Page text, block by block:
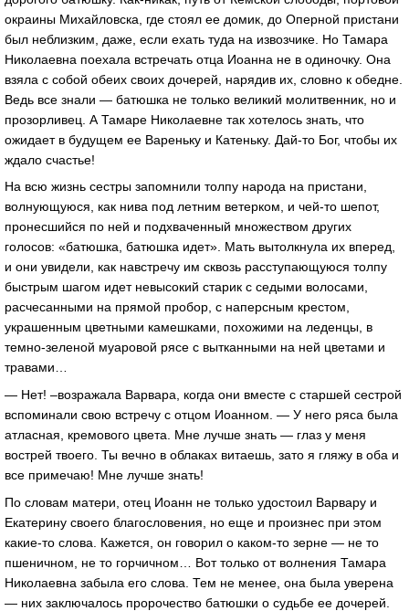
окраины Михайловска, где стоял ее домик, до Оперной пристани
был неблизким, даже, если ехать туда на извозчике. Но Тамара
Николаевна поехала встречать отца Иоанна не в одиночку. Она
взяла с собой обеих своих дочерей, нарядив их, словно к обедне.
Ведь все знали — батюшка не только великий молитвенник, но и
прозорливец. А Тамаре Николаевне так хотелось знать, что
ожидает в будущем ее Вареньку и Катеньку. Дай-то Бог, чтобы их
ждало счастье!
На всю жизнь сестры запомнили толпу народа на пристани,
волнующуюся, как нива под летним ветерком, и чей-то шепот,
пронесшийся по ней и подхваченный множеством других
голосов: «батюшка, батюшка идет». Мать вытолкнула их вперед,
и они увидели, как навстречу им сквозь расступающуюся толпу
быстрым шагом идет невысокий старик с седыми волосами,
расчесанными на прямой пробор, с наперсным крестом,
украшенным цветными камешками, похожими на леденцы, в
темно-зеленой муаровой рясе с вытканными на ней цветами и
травами…
— Нет! –возражала Варвара, когда они вместе с старшей сестрой
вспоминали свою встречу с отцом Иоанном. — У него ряса была
атласная, кремового цвета. Мне лучше знать — глаз у меня
вострей твоего. Ты вечно в облаках витаешь, зато я гляжу в оба и
все примечаю! Мне лучше знать!
По словам матери, отец Иоанн не только удостоил Варвару и
Екатерину своего благословения, но еще и произнес при этом
какие-то слова. Кажется, он говорил о каком-то зерне — не то
пшеничном, не то горчичном… Вот только от волнения Тамара
Николаевна забыла его слова. Тем не менее, она была уверена
— них заключалось пророчество батюшки о судьбе ее дочерей.